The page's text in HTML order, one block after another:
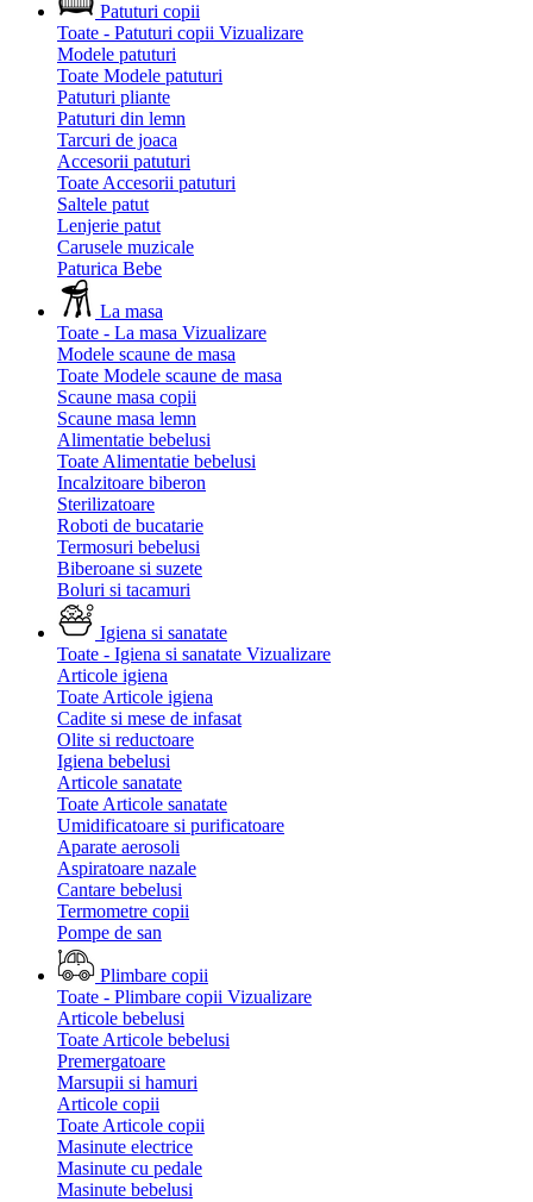
Patuturi copii
Toate - Patuturi copii Vizualizare
Modele patuturi
Toate Modele patuturi
Patuturi pliante
Patuturi din lemn
Tarcuri de joaca
Accesorii patuturi
Toate Accesorii patuturi
Saltele patut
Lenjerie patut
Carusele muzicale
Paturica Bebe
La masa
Toate - La masa Vizualizare
Modele scaune de masa
Toate Modele scaune de masa
Scaune masa copii
Scaune masa lemn
Alimentatie bebelusi
Toate Alimentatie bebelusi
Incalzitoare biberon
Sterilizatoare
Roboti de bucatarie
Termosuri bebelusi
Biberoane si suzete
Boluri si tacamuri
Igiena si sanatate
Toate - Igiena si sanatate Vizualizare
Articole igiena
Toate Articole igiena
Cadite si mese de infasat
Olite si reductoare
Igiena bebelusi
Articole sanatate
Toate Articole sanatate
Umidificatoare si purificatoare
Aparate aerosoli
Aspiratoare nazale
Cantare bebelusi
Termometre copii
Pompe de san
Plimbare copii
Toate - Plimbare copii Vizualizare
Articole bebelusi
Toate Articole bebelusi
Premergatoare
Marsupii si hamuri
Articole copii
Toate Articole copii
Masinute electrice
Masinute cu pedale
Masinute bebelusi